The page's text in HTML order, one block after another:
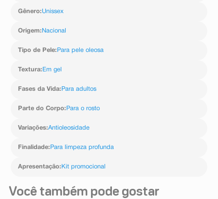
Gênero:Unissex
Origem: Nacional
Tipo de Pele: Para pele oleosa
Textura: Em gel
Fases da Vida: Para adultos
Parte do Corpo: Para o rosto
Variações:Antioleosidade
Finalidade: Para limpeza profunda
Apresentação: Kit promocional
Você também pode gostar